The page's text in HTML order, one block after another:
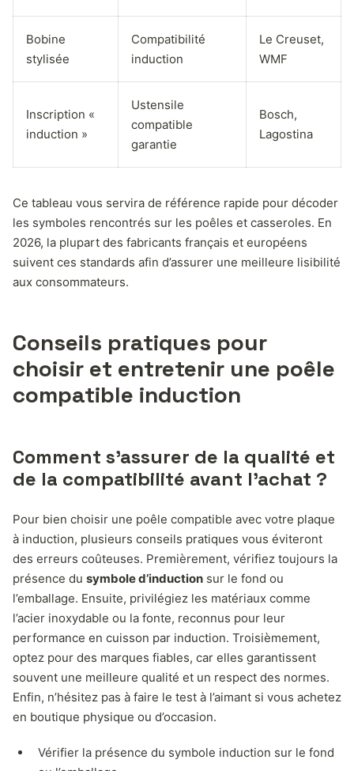
Bobine
stylisée
Compatibilité
induction
Le Creuset,
WMF
Inscription «
induction »
Ustensile
compatible
garantie
Bosch,
Lagostina
Ce tableau vous servira de référence rapide pour décoder
les symboles rencontrés sur les poêles et casseroles. En
2026, la plupart des fabricants français et européens
suivent ces standards afin d’assurer une meilleure lisibilité
aux consommateurs.
Conseils pratiques pour
choisir et entretenir une poêle
compatible induction
Comment s’assurer de la qualité et
de la compatibilité avant l’achat ?
Pour bien choisir une poêle compatible avec votre plaque
à induction, plusieurs conseils pratiques vous éviteront
des erreurs coûteuses. Premièrement, vérifiez toujours la
présence du symbole d’induction sur le fond ou
l’emballage. Ensuite, privilégiez les matériaux comme
l’acier inoxydable ou la fonte, reconnus pour leur
performance en cuisson par induction. Troisièmement,
optez pour des marques fiables, car elles garantissent
souvent une meilleure qualité et un respect des normes.
Enfin, n’hésitez pas à faire le test à l’aimant si vous achetez
en boutique physique ou d’occasion.
Vérifier la présence du symbole induction sur le fond